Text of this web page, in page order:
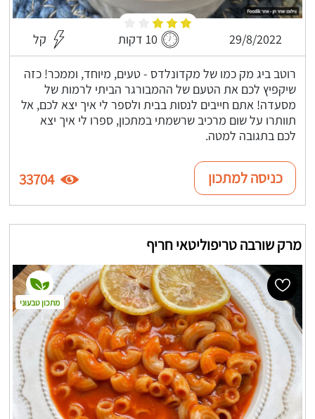
29/8/2022 10 דקות קל
רוטב ביג מק כמו של מקדונלדס - טעים, מיוחד, וממכר! כזה
שיקפיץ לכם את הטעם של ההמבורגר הביתי לרמות של
מסעדה! אתם חייבים לנסות בבית ולספר לי איך יצא לכם, אל
תוותרו על שום מרכיב שרשמתי במתכון, ספרו לי איך יצא
לכם בתגובה למטה.
כניסה למתכון 33704
מרק שורבה טריפוליטאי חריף
מתכון טבעוני